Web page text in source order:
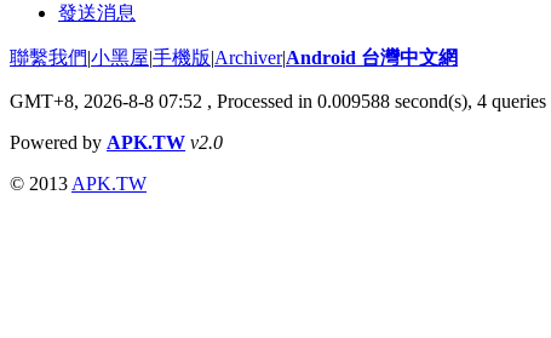
發送消息
聯繫我們|小黑屋|手機版|Archiver|Android 台灣中文網
GMT+8, 2026-8-8 07:52 , Processed in 0.009588 second(s), 4
Powered by APK.TW v2.0
© 2013 APK.TW